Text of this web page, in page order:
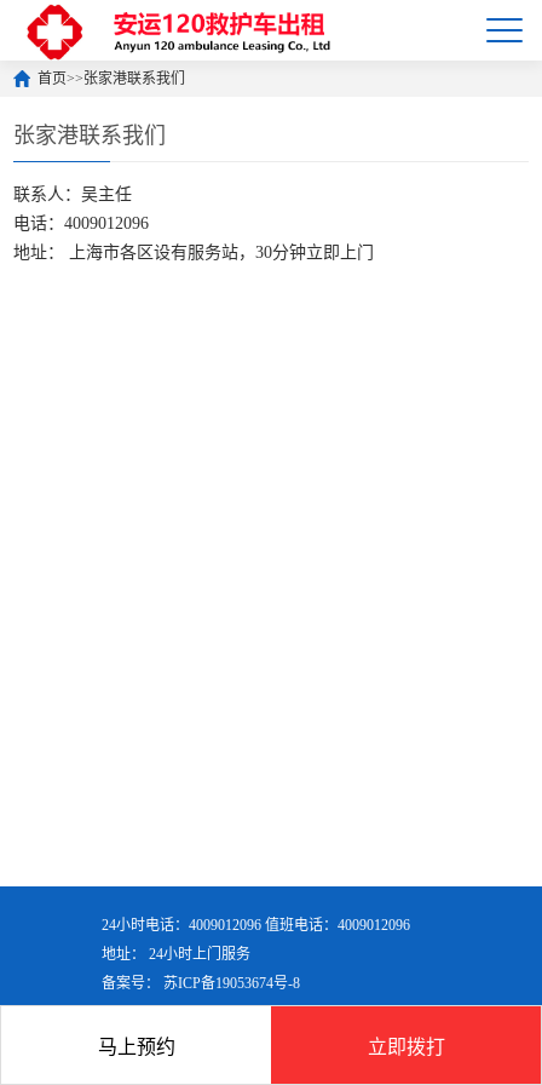
首页>>张家港联系我们
张家港联系我们
联系人：吴主任
电话：4009012096
地址： 上海市各区设有服务站，30分钟立即上门
24小时电话：4009012096 值班电话：4009012096
地址： 24小时上门服务
备案号： 苏ICP备19053674号-8
马上预约 立即拨打